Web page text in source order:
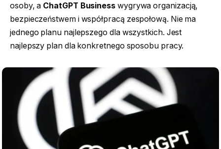
osoby, a ChatGPT Business wygrywa organizacją,
bezpieczeństwem i współpracą zespołową. Nie ma
jednego planu najlepszego dla wszystkich. Jest
najlepszy plan dla konkretnego sposobu pracy.